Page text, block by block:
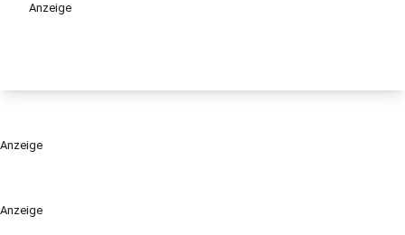
Anzeige
Anzeige
Anzeige